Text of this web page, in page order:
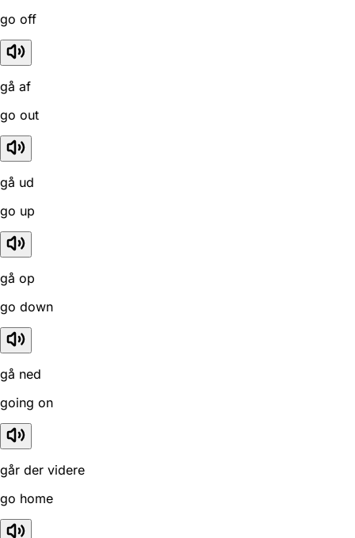
go off
gå af
go out
gå ud
go up
gå op
go down
gå ned
going on
går der videre
go home